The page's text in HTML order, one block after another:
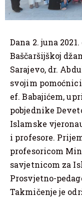
Dana 2. juna
Baščaršijškoj
Sarajevo, dr.
svojim
ef. Babajićem,
pobjednike
Islamske
i profesore.
profesoricom
savjetnicom za
Prosvjetno-
Takmičenje je